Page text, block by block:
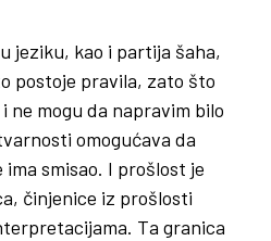
jeziku, kao i partija šaha,
postoje pravila, zato što
mogu da napravim bilo
omogućava da
smisao. I prošlost je
činjenice iz prošlosti
Ta granica